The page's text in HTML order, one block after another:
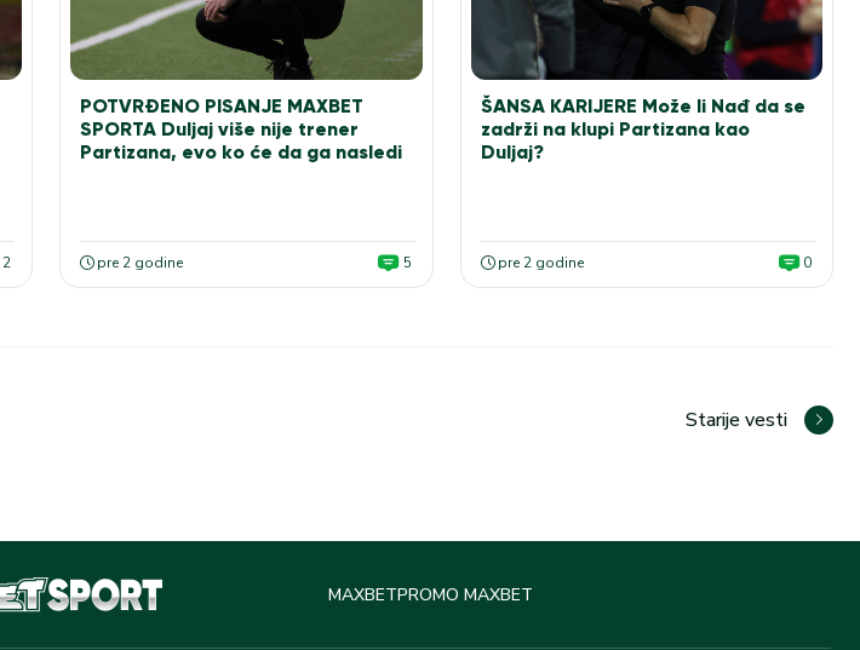
2
POTVRĐENO PISANJE MAXBET
SPORTA Duljaj više nije trener
Partizana, evo ko će da ga nasledi
pre 2 godine 5
ŠANSA KARIJERE Može li Nađ da se
zadrži na klupi Partizana kao
Duljaj?
pre 2 godine 0
Starije vesti
MAXBETPROMO MAXBET